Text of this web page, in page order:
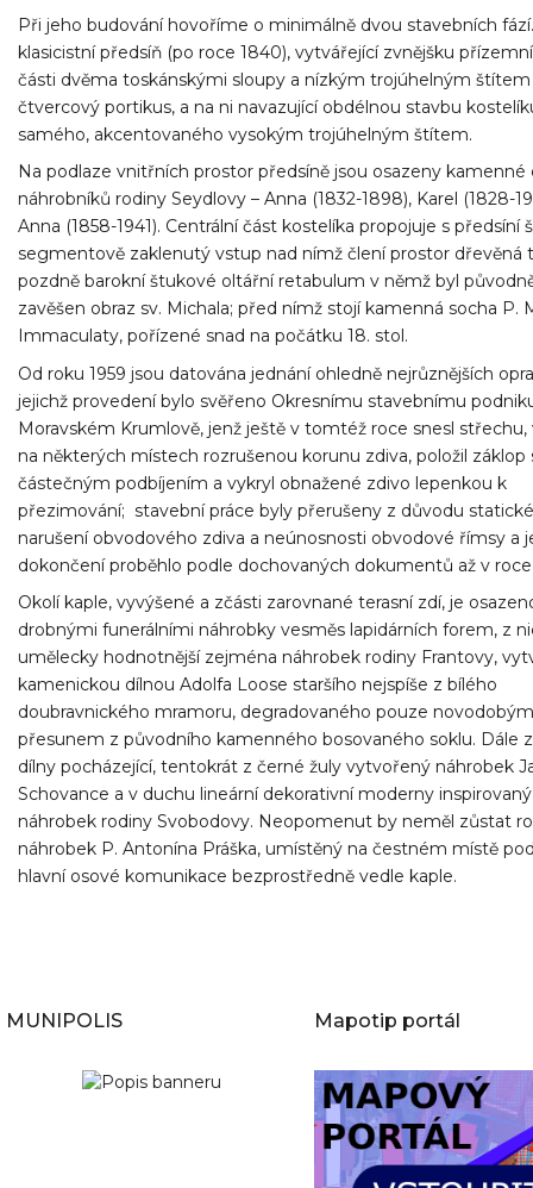
Při jeho budování hovoříme o minimálně dvou stavebních
klasicistní předsíň (po roce 1840), vytvářející zvnějšku
části dvěma toskánskými sloupy a nízkým trojúhelným
čtvercový portikus, a na ni navazující obdélnou stavbu
samého, akcentovaného vysokým trojúhelným štítem.
Na podlaze vnitřních prostor předsíně jsou osazeny kamenné
náhrobníků rodiny Seydlovy – Anna (1832-1898), Karel (1828-
Anna (1858-1941). Centrální část kostelíka propojuje s předsíní
segmentově zaklenutý vstup nad nímž člení prostor dřevěná
pozdně barokní štukové oltářní retabulum v němž byl
zavěšen obraz sv. Michala; před nímž stojí kamenná socha P.
Immaculaty, pořízené snad na počátku 18. stol.
Od roku 1959 jsou datována jednání ohledně nejrůznějších
jejichž provedení bylo svěřeno Okresnímu stavebnímu
Moravském Krumlově, jenž ještě v tomtéž roce snesl střechu,
na některých místech rozrušenou korunu zdiva, položil záklop
částečným podbíjením a vykryl obnažené zdivo lepenkou k
přezimování; stavební práce byly přerušeny z důvodu
narušení obvodového zdiva a neúnosnosti obvodové římsy a
dokončení proběhlo podle dochovaných dokumentů až v roce
Okolí kaple, vyvýšené a zčásti zarovnané terasní zdí, je
drobnými funerálními náhrobky vesměs lapidárních forem, z
umělecky hodnotnější zejména náhrobek rodiny Frantovy,
kamenickou dílnou Adolfa Loose staršího nejspíše z bílého
doubravnického mramoru, degradovaného pouze novodobým
přesunem z původního kamenného bosovaného soklu. Dále
dílny pocházející, tentokrát z černé žuly vytvořený náhrobek
Schovance a v duchu lineární dekorativní moderny inspirovaný
náhrobek rodiny Svobodovy. Neopomenut by neměl zůstat
náhrobek P. Antonína Práška, umístěný na čestném místě
hlavní osové komunikace bezprostředně vedle kaple.
MUNIPOLIS Mapotip portál